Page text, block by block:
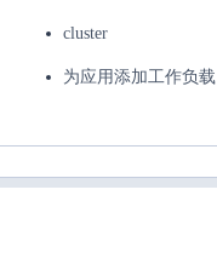
cluster
为应用添加工作负载